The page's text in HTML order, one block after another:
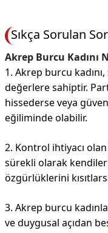
Sıkça Sorulan
Akrep Burcu Kadını
1. Akrep burcu
değerlere sahiptir.
hissederse veya
eğiliminde olabilir.
2. Kontrol ihtiyacı
sürekli olarak
özgürlüklerini
3. Akrep burcu
ve duygusal açıdan